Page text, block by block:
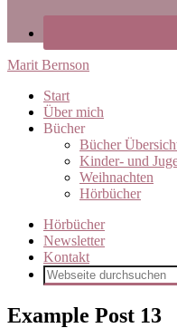
Marit Bernson
Start
Über mich
Bücher
Bücher
Kinder- und
Weihnachten
Hörbücher
Hörbücher
Newsletter
Kontakt
Example Post 13